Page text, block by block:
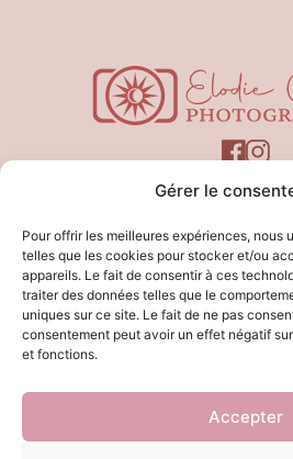
Gérer le
Pour offrir les meilleures expériences, nous
telles que les cookies pour stocker et/ou
appareils. Le fait de consentir à ces
traiter des données telles que le
uniques sur ce site. Le fait de ne pas
consentement peut avoir un effet négatif
et fonctions.
Accepter
LIENS
Mentions